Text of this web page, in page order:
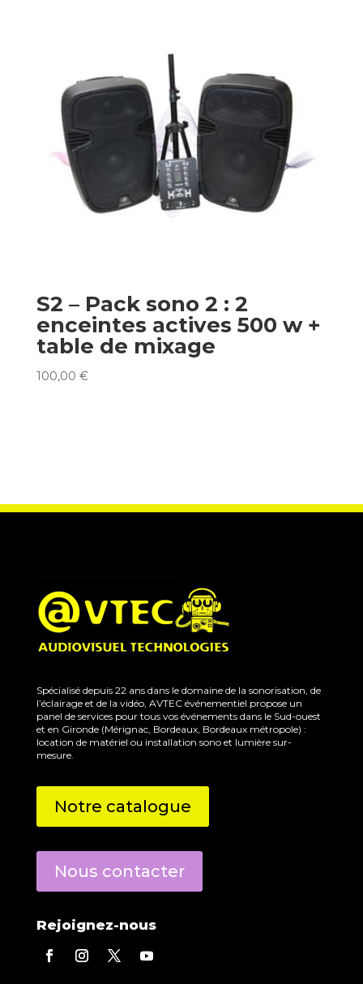
S2 – Pack sono 2 : 2
enceintes actives 500 w +
table de mixage
100,00 €
Spécialisé depuis 22 ans dans le domaine de la sonorisation, de
l’éclairage et de la vidéo, AVTEC événementiel propose un
panel de services pour tous vos événements dans le Sud-ouest
et en Gironde (Mérignac, Bordeaux, Bordeaux métropole) :
location de matériel ou installation sono et lumière sur-
mesure.
Notre catalogue
Nous contacter
Rejoignez-nous